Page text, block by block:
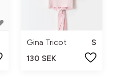
Gina Tricot
S
130 SEK